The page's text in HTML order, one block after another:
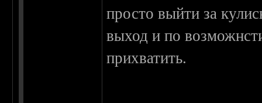
просто выйти за
выход и по
прихватить.